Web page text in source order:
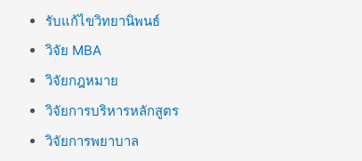
รับแก้ไขวิทยานิพนธ์
วิจัย MBA
วิจัยกฎหมาย
วิจัยการบริหารหลักสูตร
วิจัยการพยาบาล